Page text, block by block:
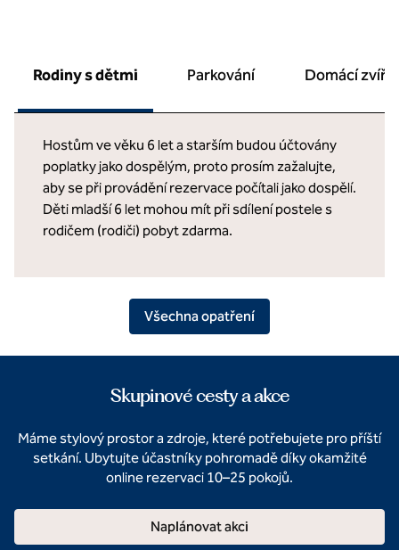
Rodiny s dětmi Parkování Domácí
Hostům ve věku 6 let a starším budou účtovány
poplatky jako dospělým, proto prosím zažalujte,
aby se při provádění rezervace počítali jako dospělí.
Děti mladší 6 let mohou mít při sdílení postele s
rodičem (rodiči) pobyt zdarma.
Všechna opatření
Skupinové cesty a akce
Máme stylový prostor a zdroje, které potřebujete pro příští
setkání. Ubytujte účastníky pohromadě díky okamžité
online rezervaci 10–25 pokojů.
Naplánovat akci